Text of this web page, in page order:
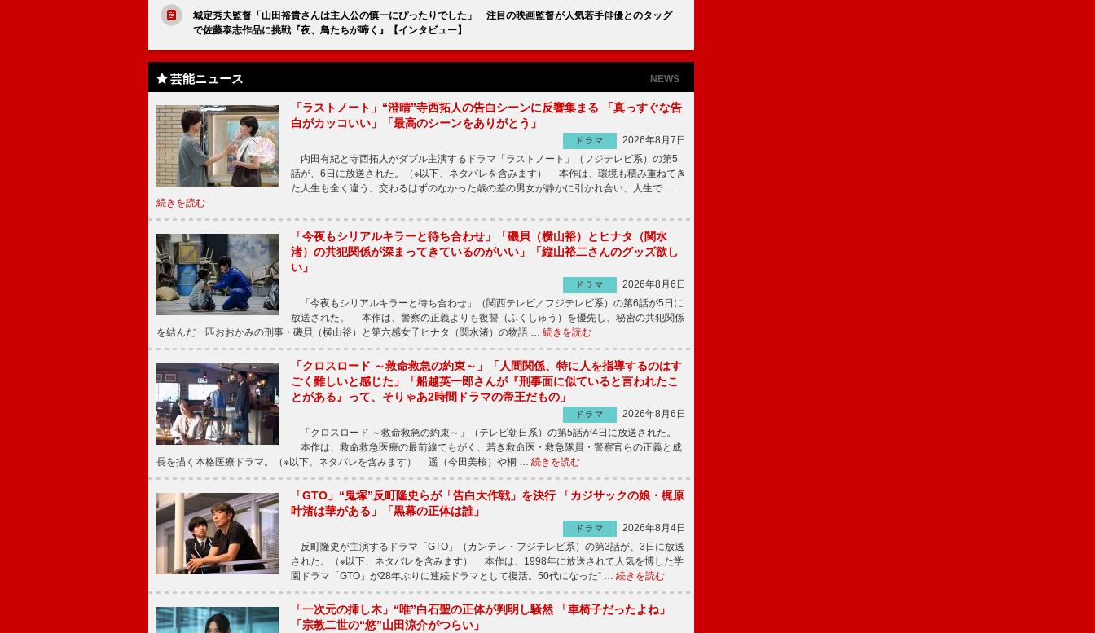
城定秀夫監督「山田裕貴さんは主人公の慎一にぴったりでした」 注目の映画監督が人気若手俳優とのタッグ
で佐藤泰志作品に挑戦『夜、鳥たちが啼く』【インタビュー】
芸能ニュース NEWS
「ラストノート」“澄晴”寺西拓人の告白シーンに反響集まる 「真っすぐな告
白がカッコいい」「最高のシーンをありがとう」
ドラマ
2026年8月7日
内田有紀と寺西拓人がダブル主演するドラマ「ラストノート」（フジテレビ系）の第5
話が、6日に放送された。（※以下、ネタバレを含みます） 本作は、環境も積み重ねてき
た人生も全く違う、交わるはずのなかった歳の差の男女が静かに引かれ合い、人生で …
続きを読む
「今夜もシリアルキラーと待ち合わせ」「磯貝（横山裕）とヒナタ（関水
渚）の共犯関係が深まってきているのがいい」「縦山裕二さんのグッズ欲し
い」
ドラマ
2026年8月6日
「今夜もシリアルキラーと待ち合わせ」（関西テレビ／フジテレビ系）の第6話が5日に
放送された。 本作は、警察の正義よりも復讐（ふくしゅう）を優先し、秘密の共犯関係
を結んだ一匹おおかみの刑事・磯貝（横山裕）と第六感女子ヒナタ（関水渚）の物語 … 続きを読む
「クロスロード ～救命救急の約束～」「人間関係、特に人を指導するのはす
ごく難しいと感じた」「船越英一郎さんが『刑事面に似ていると言われたこ
とがある』って、そりゃあ2時間ドラマの帝王だもの」
ドラマ
2026年8月6日
「クロスロード ～救命救急の約束～」（テレビ朝日系）の第5話が4日に放送された。
本作は、救命救急医療の最前線でもがく、若き救命医・救急隊員・警察官らの正義と成
長を描く本格医療ドラマ。（※以下、ネタバレを含みます） 遥（今田美桜）や桐 … 続きを読む
「GTO」“鬼塚”反町隆史らが「告白大作戦」を決行 「カジサックの娘・梶原
叶渚は華がある」「黒幕の正体は誰」
ドラマ
2026年8月4日
反町隆史が主演するドラマ「GTO」（カンテレ・フジテレビ系）の第3話が、3日に放送
された。（※以下、ネタバレを含みます） 本作は、1998年に放送されて人気を博した学
園ドラマ「GTO」が28年ぶりに連続ドラマとして復活。50代になった“ … 続きを読む
「一次元の挿し木」“唯”白石聖の正体が判明し騒然 「車椅子だったよね」
「宗教二世の“悠”山田涼介がつらい」